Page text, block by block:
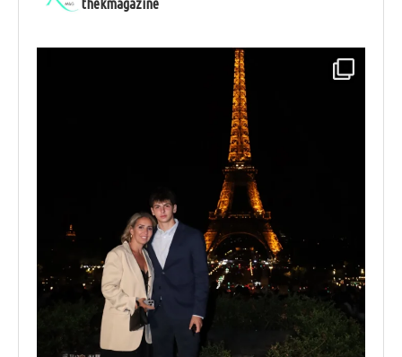
thekmagazine